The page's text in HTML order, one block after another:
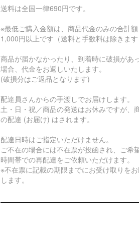
送料は全国一律690円です。
※最低ご購入金額は、商品代金のみの合計額
1,000円以上です（送料と手数料は除きます
商品が届かなかったり、到着時に破損があ
場合、代金をお返しいたします。
(破損分はご返品となります)
配達員さんからの手渡しでお届けします。
土・日・祝／商品の発送はお休みですが、
の配達 (お届け) はされます。
配達日時はご指定いただけません。
ご不在の場合には不在票が投函され、ご希
時間帯での再配達をご依頼いただけます。
※不在票に記載の期限までにお受け取りを
します。